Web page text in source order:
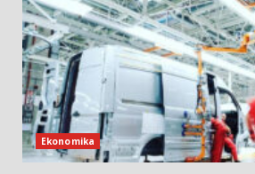
Ekonomika